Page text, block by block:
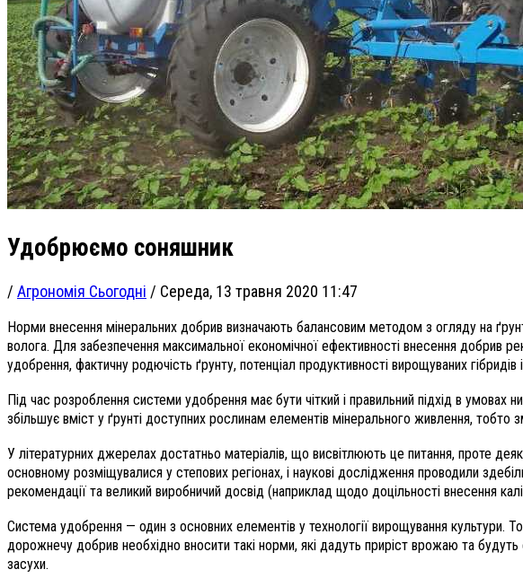
Удобрюємо соняшник
/ Агрономія Сьогодні / Середа, 13 травня 2020 11:47
Норми внесення мінеральних добрив визначають балансовим методом з огляду на
волога. Для забезпечення максимальної економічної ефективності внесення
удобрення, фактичну родючість ґрунту, потенціал продуктивності вирощуваних
Під час розроблення системи удобрення має бути чіткий і правильний підхід в умовах
збільшує вміст у ґрунті доступних рослинам елементів мінерального живлення, тобто
У літературних джерелах достатньо матеріалів, що висвітлюють це питання, проте
основному розміщувалися у степових регіонах, і наукові дослідження проводили
рекомендації та великий виробничий досвід (наприклад щодо доцільності внесення
Система удобрення — один з основних елементів у технології вирощування культури.
дорожнечу добрив необхідно вносити такі норми, які дадуть приріст врожаю та
засухи.